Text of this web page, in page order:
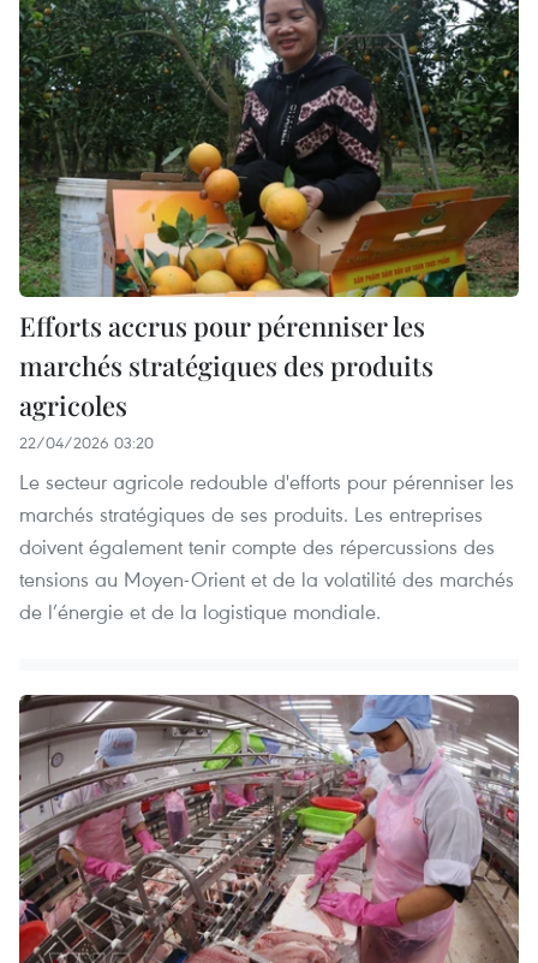
Efforts accrus pour pérenniser les
marchés stratégiques des produits
agricoles
22/04/2026 03:20
Le secteur agricole redouble d'efforts pour pérenniser les
marchés stratégiques de ses produits. Les entreprises
doivent également tenir compte des répercussions des
tensions au Moyen-Orient et de la volatilité des marchés
de l’énergie et de la logistique mondiale.